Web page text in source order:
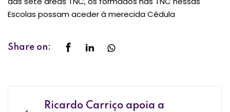
Escolas possam aceder à merecida Cédula
Share on:
Ricardo Carriço apoia a